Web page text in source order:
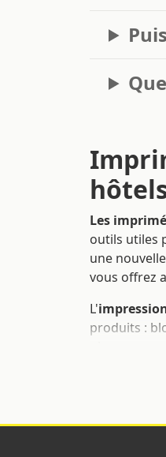
Les
outils utiles
une
vous offrez
L'
produits :
meilleur et